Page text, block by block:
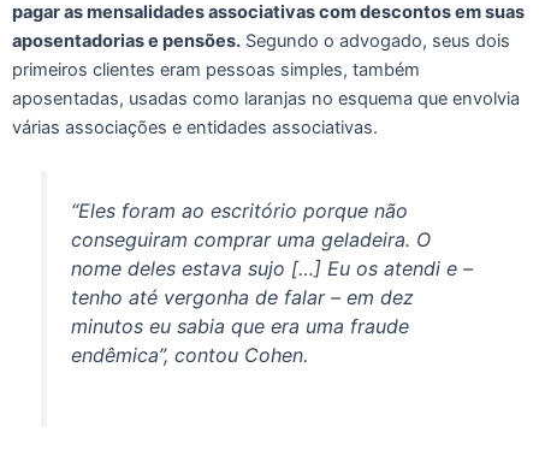
pagar as mensalidades associativas com descontos em suas
aposentadorias e pensões. Segundo o advogado, seus dois
primeiros clientes eram pessoas simples, também
aposentadas, usadas como laranjas no esquema que envolvia
várias associações e entidades associativas.
“Eles foram ao escritório porque não
conseguiram comprar uma geladeira. O
nome deles estava sujo […] Eu os atendi e –
tenho até vergonha de falar – em dez
minutos eu sabia que era uma fraude
endêmica”, contou Cohen.